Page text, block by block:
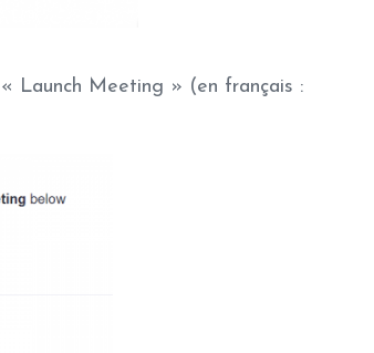
Launch Meeting » (en français :